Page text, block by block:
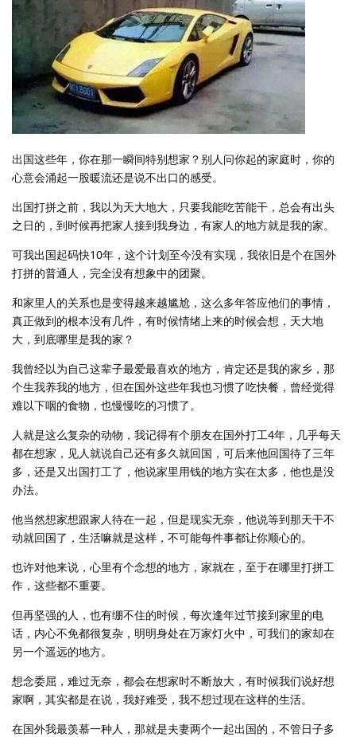
出国这些年，你在那一瞬间特别想家？别人问你起的家庭时，你的
心意会涌起一股暖流还是说不出口的感受。
出国打拼之前，我以为天大地大，只要我能吃苦能干，总会有出头
之日的，到时候再把家人接到我身边，有家人的地方就是我的家。
可我出国起码快10年，这个计划至今没有实现，我依旧是个在国外
打拼的普通人，完全没有想象中的团聚。
和家里人的关系也是变得越来越尴尬，这么多年答应他们的事情，
真正做到的根本没有几件，有时候情绪上来的时候会想，天大地
大，到底哪里是我的家？
我曾经以为自己这辈子最爱最喜欢的地方，肯定还是我的家乡，那
个生我养我的地方，但在国外这些年我也习惯了吃快餐，曾经觉得
难以下咽的食物，也慢慢吃的习惯了。
人就是这么复杂的动物，我记得有个朋友在国外打工4年，几乎每天
都在想家，见人就说自己还有多久就回国，可后来他回国待了三年
多，还是又出国打工了，他说家里用钱的地方实在太多，他也是没
办法。
他当然想家想跟家人待在一起，但是现实无奈，他说等到那天干不
动就回国了，生活嘛就是这样，不可能每件事都让你顺心的。
也许对他来说，心里有个念想的地方，家就在，至于在哪里打拼工
作，这些都不重要。
但再坚强的人，也有绷不住的时候，每次逢年过节接到家里的电
话，内心不免都很复杂，明明身处在万家灯火中，可我们的家却在
另一个遥远的地方。
想念委屈，难过无奈，都会在想家时不断放大，有时候我们说好想
家啊，其实都是在说，我好难受，我不想过现在这样的生活。
在国外我最羡慕一种人，那就是夫妻两个一起出国的，不管日子多